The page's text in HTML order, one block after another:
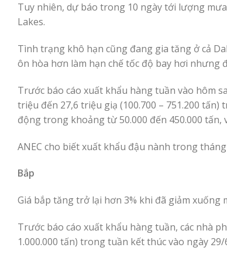
Tuy nhiên, dự báo trong 10 ngày tới lượng
Lakes.
Tình trạng khô hạn cũng đang gia tăng ở cả
ôn hòa hơn làm hạn chế tốc độ bay hơi nhưng
Trước báo cáo xuất khẩu hàng tuần vào hôm
triệu đến 27,6 triệu giạ (100.700 – 751.200
động trong khoảng từ 50.000 đến 450.000 tấn,
ANEC cho biết xuất khẩu đậu nành trong
Bắp
Giá bắp tăng trở lại hơn 3% khi đã giảm
Trước báo cáo xuất khẩu hàng tuần, các nhà
1.000.000 tấn) trong tuần kết thúc vào ngày